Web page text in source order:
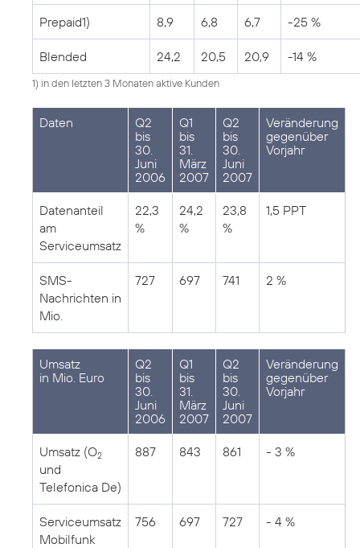
Prepaid1) 8,9 6,8 6,7 -25 %
Blended 24,2 20,5 20,9 -14 %
1) in den letzten 3 Monaten aktive Kunden
Daten
Q2
bis
30.
Juni
2006
Q1
bis
31.
März
2007
Q2
bis
30.
Juni
2007
Veränderung
gegenüber
Vorjahr
Datenanteil
am
Serviceumsatz
22,3
%
24,2
%
23,8
%
1,5 PPT
SMS-
Nachrichten in
Mio.
727 697 741 2 %
Umsatz
in Mio. Euro
Q2
bis
30.
Juni
2006
Q1
bis
31.
März
2007
Q2
bis
30.
Juni
2007
Veränderung
gegenüber
Vorjahr
Umsatz (O2
und
Telefonica De)
887 843 861 - 3 %
Serviceumsatz
Mobilfunk
756 697 727 - 4 %